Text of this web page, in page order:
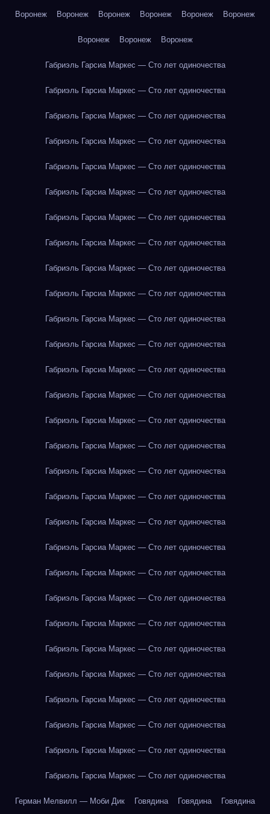
Воронеж Воронеж Воронеж Воронеж Воронеж Воронеж
Воронеж Воронеж Воронеж
Габриэль Гарсиа Маркес — Сто лет одиночества
Габриэль Гарсиа Маркес — Сто лет одиночества
Габриэль Гарсиа Маркес — Сто лет одиночества
Габриэль Гарсиа Маркес — Сто лет одиночества
Габриэль Гарсиа Маркес — Сто лет одиночества
Габриэль Гарсиа Маркес — Сто лет одиночества
Габриэль Гарсиа Маркес — Сто лет одиночества
Габриэль Гарсиа Маркес — Сто лет одиночества
Габриэль Гарсиа Маркес — Сто лет одиночества
Габриэль Гарсиа Маркес — Сто лет одиночества
Габриэль Гарсиа Маркес — Сто лет одиночества
Габриэль Гарсиа Маркес — Сто лет одиночества
Габриэль Гарсиа Маркес — Сто лет одиночества
Габриэль Гарсиа Маркес — Сто лет одиночества
Габриэль Гарсиа Маркес — Сто лет одиночества
Габриэль Гарсиа Маркес — Сто лет одиночества
Габриэль Гарсиа Маркес — Сто лет одиночества
Габриэль Гарсиа Маркес — Сто лет одиночества
Габриэль Гарсиа Маркес — Сто лет одиночества
Габриэль Гарсиа Маркес — Сто лет одиночества
Габриэль Гарсиа Маркес — Сто лет одиночества
Габриэль Гарсиа Маркес — Сто лет одиночества
Габриэль Гарсиа Маркес — Сто лет одиночества
Габриэль Гарсиа Маркес — Сто лет одиночества
Габриэль Гарсиа Маркес — Сто лет одиночества
Габриэль Гарсиа Маркес — Сто лет одиночества
Габриэль Гарсиа Маркес — Сто лет одиночества
Габриэль Гарсиа Маркес — Сто лет одиночества
Габриэль Гарсиа Маркес — Сто лет одиночества
Герман Мелвилл — Моби Дик Говядина Говядина Говядина